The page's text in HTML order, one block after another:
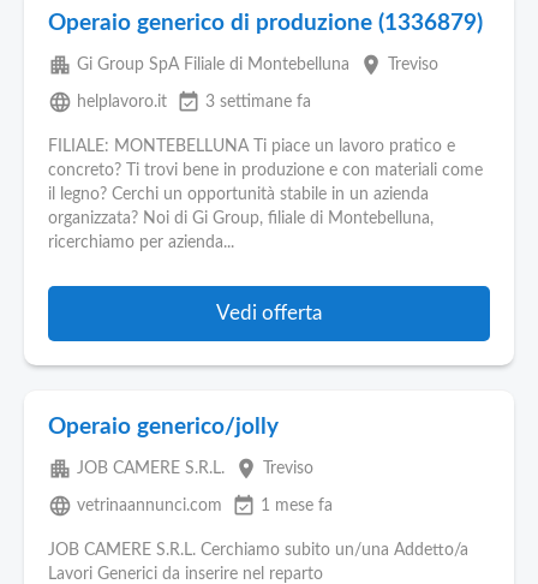
Operaio generico di produzione (1336879)
apartment Gi Group SpA Filiale di Montebelluna place Treviso
language helplavoro.it event_available 3 settimane fa
FILIALE: MONTEBELLUNA Ti piace un lavoro pratico e
concreto? Ti trovi bene in produzione e con materiali come
il legno? Cerchi un opportunità stabile in un azienda
organizzata? Noi di Gi Group, filiale di Montebelluna,
ricerchiamo per azienda...
Vedi offerta
Operaio generico/jolly
apartment JOB CAMERE S.R.L. place Treviso
language vetrinaannunci.com event_available 1 mese fa
JOB CAMERE S.R.L. Cerchiamo subito un/una Addetto/a
Lavori Generici da inserire nel reparto